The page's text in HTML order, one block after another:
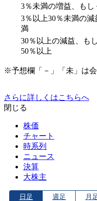
3％未満の増益、も
3％以上30％未満の
満
30％以上の減益、も
50％以上
※予想欄「－」「未」は会
さらに詳しくはこちらへ
閉じる
株価
チャート
時系列
ニュース
決算
大株主
日足 週足 月